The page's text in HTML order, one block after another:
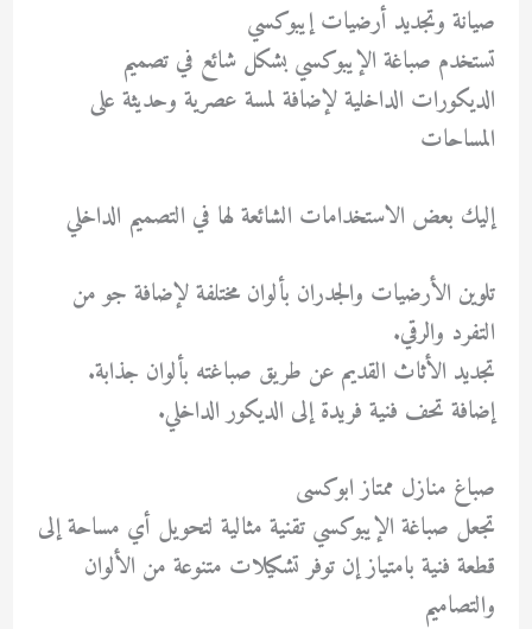
صيانة وتجديد أرضيات إيبوكسي
تستخدم صباغة الإيبوكسي بشكل شائع في تصميم
الديكورات الداخلية لإضافة لمسة عصرية وحديثة على
المساحات
إليك بعض الاستخدامات الشائعة لها في التصميم الداخلي
تلوين الأرضيات والجدران بألوان مختلفة لإضافة جو من
التفرد والرقي.
تجديد الأثاث القديم عن طريق صباغته بألوان جذابة.
إضافة تحف فنية فريدة إلى الديكور الداخلي.
صباغ منازل ممتاز ابوكسى
تجعل صباغة الإيبوكسي تقنية مثالية لتحويل أي مساحة إلى
قطعة فنية بامتياز إن توفر تشكيلات متنوعة من الألوان
والتصاميم